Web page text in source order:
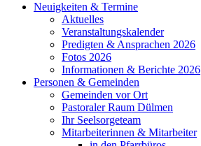
Neuigkeiten & Termine
Aktuelles
Veranstaltungskalender
Predigten & Ansprachen 2026
Fotos 2026
Informationen & Berichte 2026
Personen & Gemeinden
Gemeinden vor Ort
Pastoraler Raum Dülmen
Ihr Seelsorgeteam
Mitarbeiterinnen & Mitarbeiter